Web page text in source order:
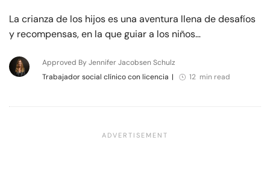
La crianza de los hijos es una aventura llena de desafíos
y recompensas, en la que guiar a los niños…
Approved By Jennifer Jacobsen Schulz
Trabajador social clínico con licencia | 12 min read